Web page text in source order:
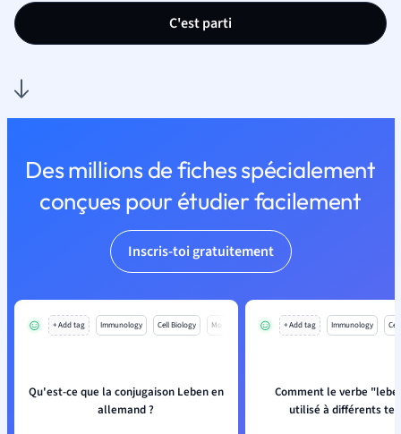
C'est parti
Des millions de fiches spécialement
conçues pour étudier facilement
Inscris-toi gratuitement
+ Add tag Immunology Cell Biology Mo
Qu'est-ce que la conjugaison Leben en
allemand ?
+ Add tag Immunology
Comment le verbe
utilisé à différents